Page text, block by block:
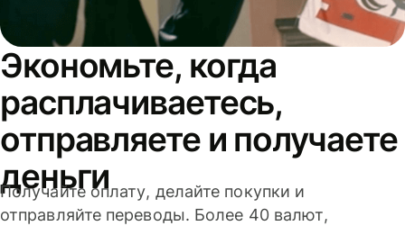
Экономьте, когда
расплачиваетесь,
отправляете и получаете
деньги
Получайте оплату, делайте покупки и
отправляйте переводы. Более 40 валют,